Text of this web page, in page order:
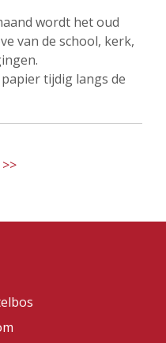
wordt het oud
van de school, kerk,
tijdig langs de